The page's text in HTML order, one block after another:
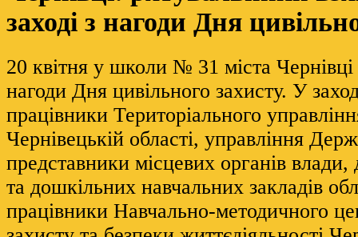
заході з нагоди Дня
20 квітня у школи № 31 міста Чернівці
нагоди Дня цивільного захисту. У
працівники Територіального
Чернівецькій області, управління
представники місцевих органів
та дошкільних навчальних закладів
працівники Навчально-методичного